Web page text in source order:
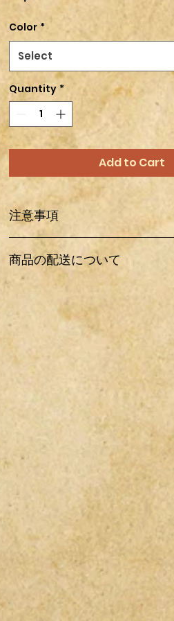
Color *
Select
Quantity *
Add to Cart
注意事項
輸入パーツ及びワンオフ製作したも
送中に多少の傷、汚れや変更点など
ている箇所以外にもある場合があり
もあらかじめご了承下さい。
恐れ入りますが、買ったけど取り付
て購入などの理由があってもノーク
ンとさせていただきます。
又、日米カスタムパーツには取付に
ございますので
当社では適合流用などの個別のご質
ご理解の程宜しくお願い致します。
商品の配送について
日本国内の配送は全て着払いとなりま
料金は商品情報欄の配送料金をクリ
基本、新品パーツに関しては箱詰め
れ以外での梱包方法では送料の負担
衝材（エアキャップ）で包んで発送
すのでご了承下さい。
段ボール発送の場合、気泡緩衝材
大きくなります。その為、送料が高
いますので、その場合はご理解の程
す。
発送途中での破損紛失につきまし
せん。予めご了承下さい。
沖縄・北海道など航空機で運送する
ク・その他オイル使用部品は、発送
承下さい。